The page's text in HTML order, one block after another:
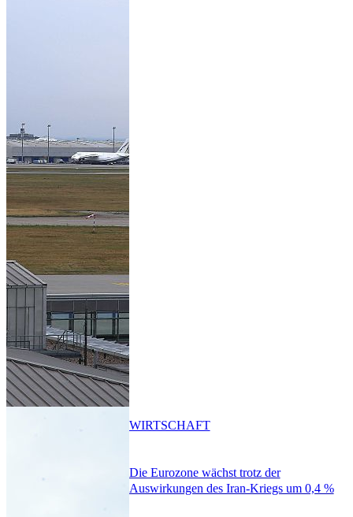
Die Eurozone wächst trotz der
Auswirkungen des Iran-Kriegs um 0,4 %
WIRTSCHAFT